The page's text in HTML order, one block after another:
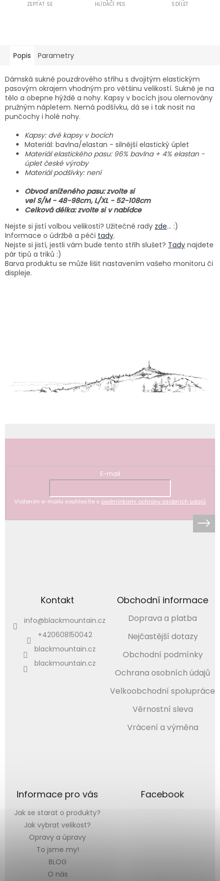
ZEPTAT SE HLÍDACÍ PES SDÍLET
Popis Parametry
Dámská sukně pouzdrového střihu s dvojitým elastickým
pasovým okrajem vhodným pro většinu velikostí. Sukně je na
tělo a obepne hýždě a nohy. Kapsy v bocích jsou olemovány
pružným nápletem. Nemá podšívku, dá se i tak nosit na
punčochy i holé nohy.
Kapsy: dvě kapsy v bocích
Materiál: bavlna/elastan - silnější elastický úplet
Materiál elastického pasu: 96% bavlna + 4% elastan -
úplet české výroby
Materiál podšívky: není
Obvod sníženého pasu: zvolte si
vel S/M - 48-98cm, L/XL - 52-108cm
Celková délka: zvolte si v nabídce
Nejste si jistí volbou velikosti? Užitečné rady zde... :)
Informace o údržbě a péči tady.
Nejste si jistí, jestli vám bude tento střih slušet? Tady najdete
pár tipů a triků :)
Barva produktu se může lišit nastavením vašeho monitoru či
displeje.
E-mail
Vložením e-mailu souhlasíte s podmínkami ochrany osobních údajů
Kontakt
info@blackmountain.cz
+420608150042
blackmountain.cz
blackmountain.cz
Obchodní informace
Doprava a platba
Nejčastější dotazy
Obchodní podmínky
Ochrana osobních údajů
Velkoobchodní spolupráce
Věrnostní sleva
Vrácení a výměna
Informace pro vás
Jak se starat o produkty?
Jak vybrat velikost?
Opravy a úpravy
To jsme my!
BLOG
O nás
Facebook